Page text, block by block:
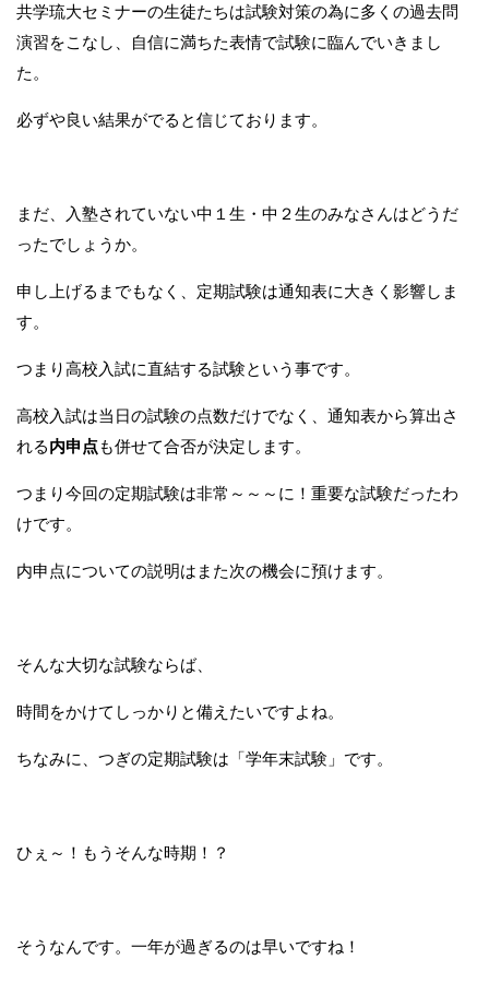
共学琉大セミナーの生徒たちは試験対策の為に多くの過去問
演習をこなし、自信に満ちた表情で試験に臨んでいきまし
た。
必ずや良い結果がでると信じております。
まだ、入塾されていない中１生・中２生のみなさんはどうだ
ったでしょうか。
申し上げるまでもなく、定期試験は通知表に大きく影響しま
す。
つまり高校入試に直結する試験という事です。
高校入試は当日の試験の点数だけでなく、通知表から算出さ
れる内申点も併せて合否が決定します。
つまり今回の定期試験は非常～～～に！重要な試験だったわ
けです。
内申点についての説明はまた次の機会に預けます。
そんな大切な試験ならば、
時間をかけてしっかりと備えたいですよね。
ちなみに、つぎの定期試験は「学年末試験」です。
ひぇ～！もうそんな時期！？
そうなんです。一年が過ぎるのは早いですね！